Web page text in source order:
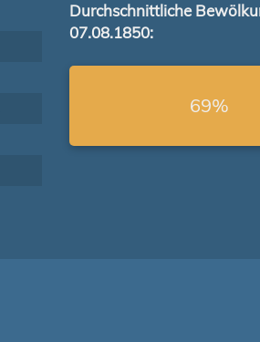
Durchschnittliche
07.08.1850:
69%